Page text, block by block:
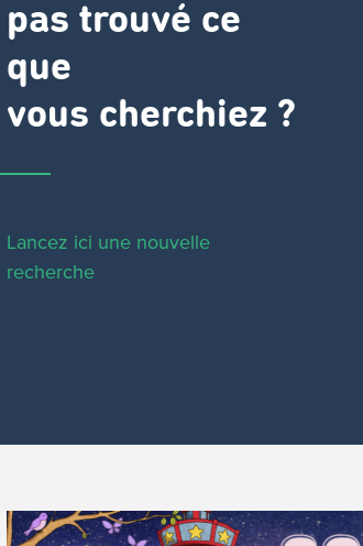
pas trouvé ce
que
vous cherchiez ?
Lancez ici une nouvelle
recherche